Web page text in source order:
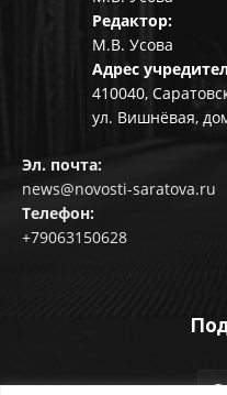
Редактор:
М.В. Усова
Адрес
410040,
ул. Вишнёвая,
Эл. почта:
news@novosti-saratova.ru
Телефон:
+79063150628